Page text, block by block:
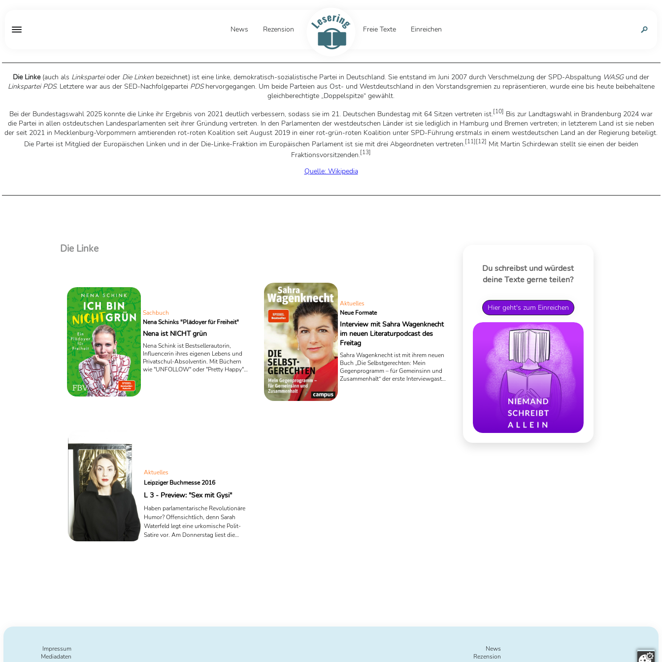
News Rezension Freie Texte Einreichen
Die Linke(auch als Linksparteioder Die Linken bezeichnet) ist eine linke, demokratisch-sozialistische Partei in Deutschland. Sie entstand im Juni 2007 durch Verschmelzung der SPD-Abspaltung WASGund der
Linkspartei PDS. Letztere war aus der SED-Nachfolgepartei PDShervorgegangen. Um beide Parteien aus Ost- und Westdeutschland in den Vorstandsgremien zu repräsentieren, wurde eine bis heute beibehaltene
gleichberechtigte „Doppelspitze“ gewählt.
Bei der Bundestagswahl 2025 konnte die Linke ihr Ergebnis von 2021 deutlich verbessern, sodass sie im 21. Deutschen Bundestag mit 64 Sitzen vertreten ist.[10] Bis zur Landtagswahl in Brandenburg 2024 war
die Partei in allen ostdeutschen Landesparlamenten seit ihrer Gründung vertreten. In den Parlamenten der westdeutschen Länder ist sie lediglich in Hamburg und Bremen vertreten; in letzterem Land ist sie neben
der seit 2021 in Mecklenburg-Vorpommern amtierenden rot-roten Koalition seit August 2019 in einer rot-grün-roten Koalition unter SPD-Führung erstmals in einem westdeutschen Land an der Regierung beteiligt.
Die Partei ist Mitglied der Europäischen Linken und in der Die-Linke-Fraktion im Europäischen Parlament ist sie mit drei Abgeordneten vertreten.[11][12] Mit Martin Schirdewan stellt sie einen der beiden
Fraktionsvorsitzenden.[13]
Quelle: Wikipedia
Die Linke
Sachbuch
Nena Schinks "Plädoyer für Freiheit"
Nena ist NICHT grün
Nena Schink ist Bestsellerautorin,
Influencerin ihres eigenen Lebens und
Privatschul-Absolventin. Mit Büchern
wie "UNFOLLOW" oder "Pretty Happy"
Aktuelles
Neue Formate
Interview mit Sahra Wagenknecht
im neuen Literaturpodcast des
Freitag
Sahra Wagenknecht ist mit ihrem neuen
Buch „Die Selbstgerechten: Mein
Gegenprogramm – für Gemeinsinn und
Zusammenhalt“ der erste Interviewgast
Aktuelles
Leipziger Buchmesse 2016
L 3 - Preview: "Sex mit Gysi"
Haben parlamentarische Revolutionäre
Humor? Offensichtlich, denn Sarah
Waterfeld legt eine urkomische Polit-
Satire vor. Am Donnerstag liest die
Du schreibst und würdest
deine Texte gerne teilen?
Hier geht's zum Einreichen
Impressum
Mediadaten
News
Rezension